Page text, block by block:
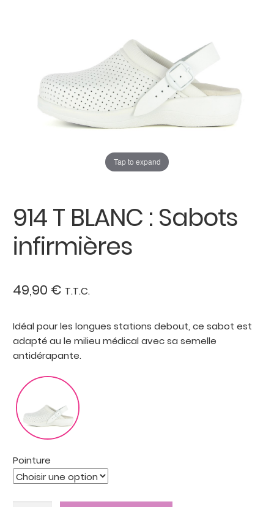
Tap to expand
914 T BLANC : Sabots
infirmières
49,90 € T.T.C.
Idéal pour les longues stations debout, ce sabot est
adapté au le milieu médical avec sa semelle
antidérapante.
Pointure